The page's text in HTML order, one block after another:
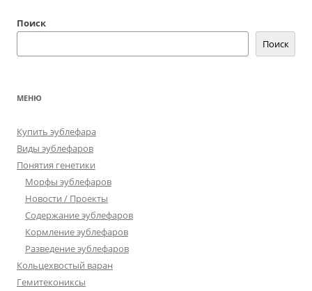
Поиск
Поиск
МЕНЮ
Купить эублефара
Виды эублефаров
Понятия генетики
Морфы эублефаров
Новости / Проекты
Содержание эублефаров
Кормление эублефаров
Разведение эублефаров
Кольцехвостый варан
Гемитекониксы